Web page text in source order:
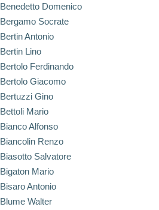
Benedetto Domenico
Bergamo Socrate
Bertin Antonio
Bertin Lino
Bertolo Ferdinando
Bertolo Giacomo
Bertuzzi Gino
Bettoli Mario
Bianco Alfonso
Biancolin Renzo
Biasotto Salvatore
Bigaton Mario
Bisaro Antonio
Blume Walter